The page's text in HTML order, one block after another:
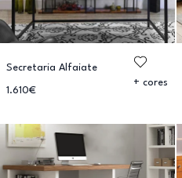
Secretaria Alfaiate
1.610€
+ cores